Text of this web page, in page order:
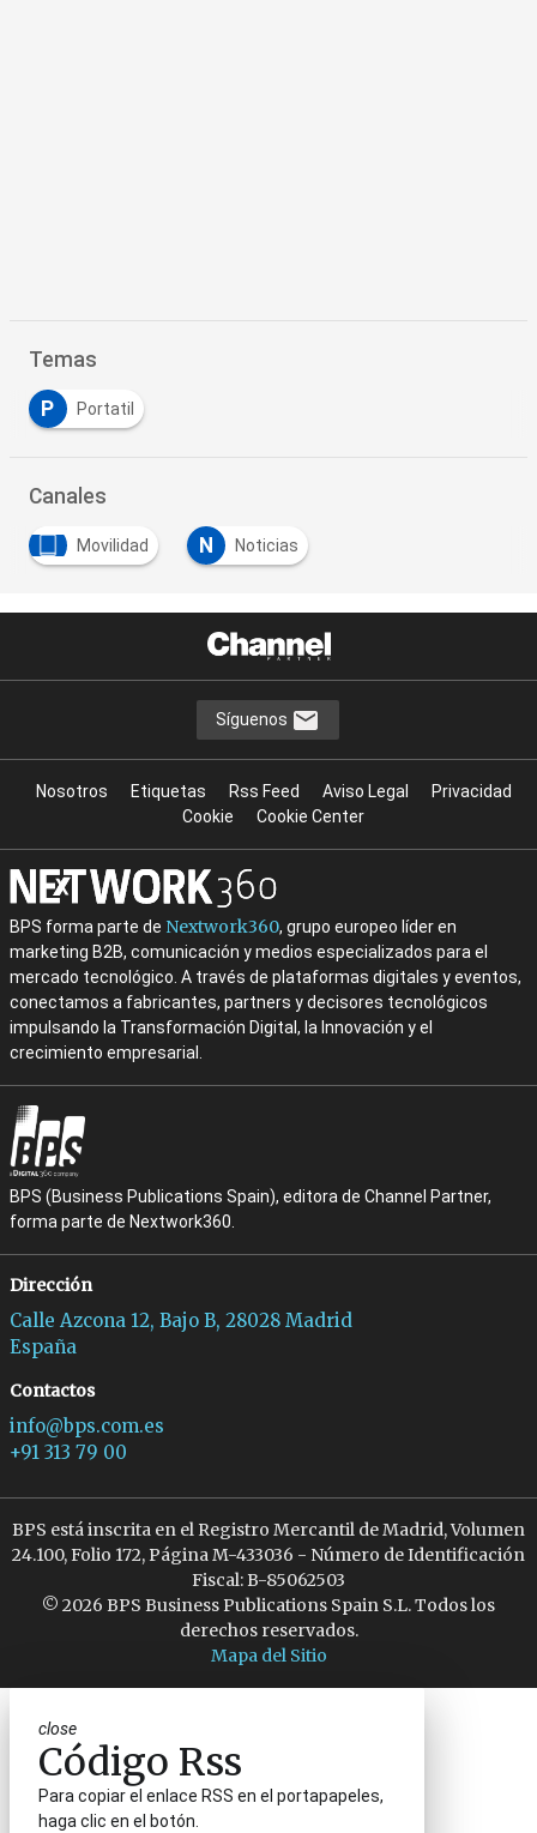
Temas
P Portatil
Canales
Movilidad N Noticias
Síguenos
Nosotros Etiquetas Rss Feed Aviso Legal
Privacidad
Cookie
Cookie Center
BPS forma parte de Nextwork360, grupo europeo líder en
marketing B2B, comunicación y medios especializados para el
mercado tecnológico. A través de plataformas digitales y eventos,
conectamos a fabricantes, partners y decisores tecnológicos
impulsando la Transformación Digital, la Innovación y el
crecimiento empresarial.
BPS (Business Publications Spain), editora de Channel Partner,
forma parte de Nextwork360.
Dirección
Calle Azcona 12, Bajo B, 28028 Madrid
España
Contactos
info@bps.com.es
+91 313 79 00
BPS está inscrita en el Registro Mercantil de Madrid, Volumen
24.100, Folio 172, Página M-433036 - Número de Identificación
Fiscal: B-85062503
© 2026 BPS Business Publications Spain S.L. Todos los
derechos reservados.
Mapa del Sitio
close
Código Rss
Para copiar el enlace RSS en el portapapeles,
haga clic en el botón.